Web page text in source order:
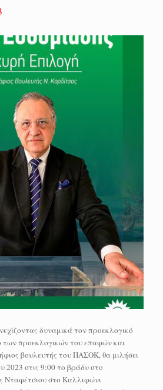
δυναμικά τον προεκλογικό
των προεκλογικών του επαφών και
βουλευτής του ΠΑΣΟΚ, θα μιλήσει
στις 9:00 το βράδυ στο
Νταφέτσιου στο Καλλιφώνι